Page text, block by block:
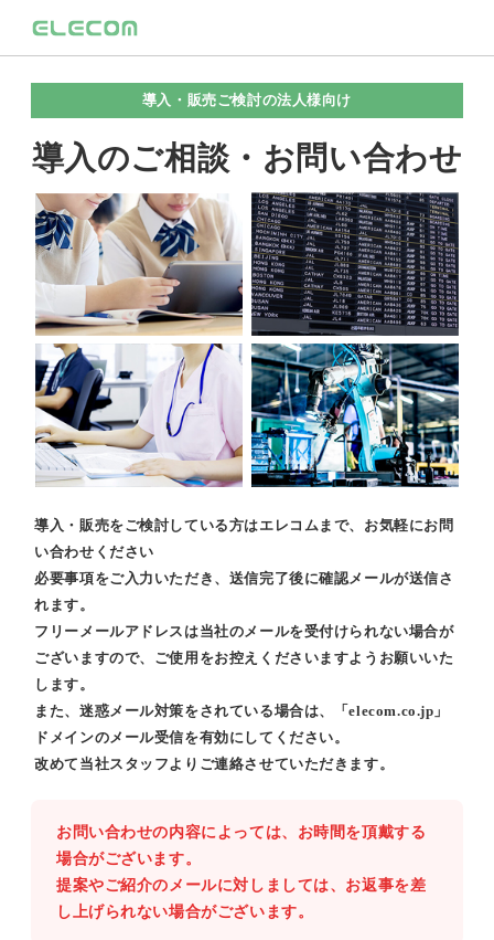
導入・販売ご検討の法人様向け
導入のご相談・お問い合わせ
導入・販売をご検討している方はエレコムまで、お気軽にお問
い合わせください
必要事項をご入力いただき、送信完了後に確認メールが送信さ
れます。
フリーメールアドレスは当社のメールを受付けられない場合が
ございますので、ご使用をお控えくださいますようお願いいた
します。
また、迷惑メール対策をされている場合は、「elecom.co.jp」
ドメインのメール受信を有効にしてください。
改めて当社スタッフよりご連絡させていただきます。
お問い合わせの内容によっては、お時間を頂戴する
場合がございます。
提案やご紹介のメールに対しましては、お返事を差
し上げられない場合がございます。